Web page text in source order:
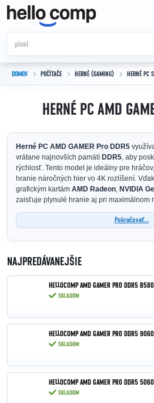
Prejsť na obsah
DOMOV POČÍTAČE HERNÉ (GAMING) HERNÉ PC
HERNÉ PC AMD
Herné PC AMD GAMER Pro DDR5
vrátane najnovších pamätí DDR5, aby
rýchlosť. Tento model je ideálny pre
hranie náročných hier vo 4K rozlíšení.
grafickým kartám AMD Radeon, NVIDIA
zaisťuje plynulé hranie aj pri maximálnom
Pokračovať...
NAJPREDÁVANEJŠIE
HELLOCOMP AMD GAMER PRO DDR5 B580
SKLADOM
HELLOCOMP AMD GAMER PRO DDR5
SKLADOM
HELLOCOMP AMD GAMER PRO DDR5 5060
SKLADOM